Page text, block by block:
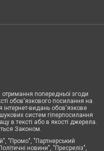
отримання попередньої згоди
обов'язкового посилання на
видань обов'язкове
систем гіперпосилання
в тексті або в якості джерела.
Законом.
"Промо", "Партнерський
новини", "Пресреліз",